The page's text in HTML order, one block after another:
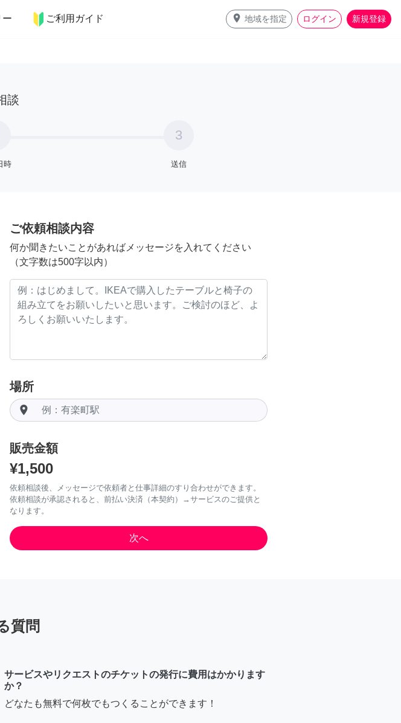
ー ご利用ガイド place 地域を指定 ログイン 新規登録
ペット 料理
談
時
3
送信
ご依頼相談内容
何か聞きたいことがあればメッセージを入れてください
（文字数は500字以内）
場所
room
販売金額
¥1,500
依頼相談後、メッセージで依頼者と仕事詳細のすり合わせができます。
依頼相談が承認されると、前払い決済（本契約）→サービスのご提供と
なります。
質問
サービスやリクエストのチケットの発行に費用はかかります
か？
どなたも無料で何枚でもつくることができます！